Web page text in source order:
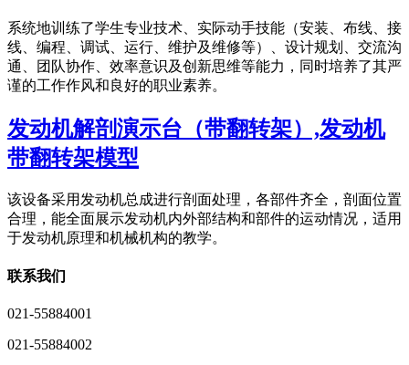
系统地训练了学生专业技术、实际动手技能（安装、布线、接
线、编程、调试、运行、维护及维修等）、设计规划、交流沟
通、团队协作、效率意识及创新思维等能力，同时培养了其严
谨的工作作风和良好的职业素养。
发动机解剖演示台（带翻转架）,发动机
带翻转架模型
该设备采用发动机总成进行剖面处理，各部件齐全，剖面位置
合理，能全面展示发动机内外部结构和部件的运动情况，适用
于发动机原理和机械机构的教学。
联系我们
021-55884001
021-55884002